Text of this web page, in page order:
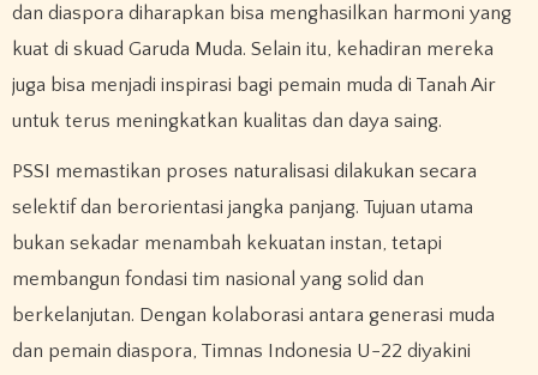
dan diaspora diharapkan bisa menghasilkan harmoni yang
kuat di skuad Garuda Muda. Selain itu, kehadiran mereka
juga bisa menjadi inspirasi bagi pemain muda di Tanah Air
untuk terus meningkatkan kualitas dan daya saing.
PSSI memastikan proses naturalisasi dilakukan secara
selektif dan berorientasi jangka panjang. Tujuan utama
bukan sekadar menambah kekuatan instan, tetapi
membangun fondasi tim nasional yang solid dan
berkelanjutan. Dengan kolaborasi antara generasi muda
dan pemain diaspora, Timnas Indonesia U-22 diyakini